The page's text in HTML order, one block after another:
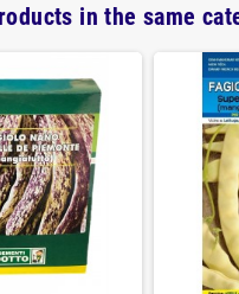
in the same